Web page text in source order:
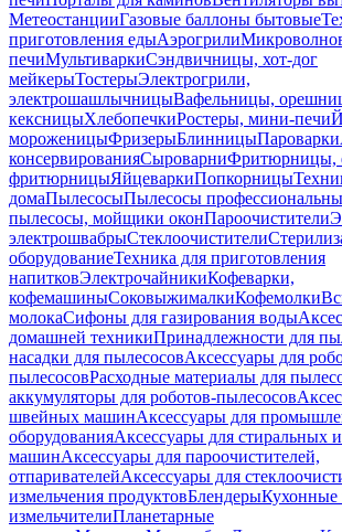
МетеостанцииГазовые баллоны бытовые
приготовления едыАэрогрили
печиМультиваркиСэндвичницы, хот-дог
мейкерыТостерыЭлектрогрили,
электрошашлычницыВафельницы,
кексницыХлебопечкиРостеры, мини-печи
мороженицыФризерыБлинницыПароварки
консервированияСыроварниФритюрницы,
фритюрницыЯйцеваркиПопкорницы
домаПылесосыПылесосы
пылесосы, мойщики оконПароочистители
электрошвабрыСтеклоочистители
оборудованиеТехника для приготовления
напитковЭлектрочайникиКофеварки,
кофемашиныСоковыжималкиКофемолки
молокаСифоны для газирования воды
домашней техникиПринадлежности для
насадки для пылесосовАксессуары для
пылесосовРасходные материалы для
аккумуляторы для роботов-пылесосов
швейных машинАксессуары для
оборудованияАксессуары для стиральных
машинАксессуары для пароочистителей,
отпаривателейАксессуары для
измельчения продуктовБлендерыКухонные
измельчителиПланетарные